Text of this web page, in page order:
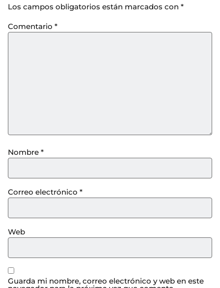
Los campos obligatorios están marcados con *
Comentario *
Nombre *
Correo electrónico *
Web
Guarda mi nombre, correo electrónico y web en este